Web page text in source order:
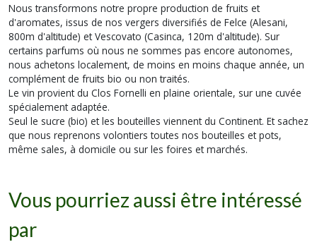
Nous transformons notre propre production de fruits et
d'aromates, issus de nos vergers diversifiés de Felce (Alesani,
800m d'altitude) et Vescovato (Casinca, 120m d'altitude). Sur
certains parfums où nous ne sommes pas encore autonomes,
nous achetons localement, de moins en moins chaque année, un
complément de fruits bio ou non traités.
Le vin provient du Clos Fornelli en plaine orientale, sur une cuvée
spécialement adaptée.
Seul le sucre (bio) et les bouteilles viennent du Continent. Et sachez
que nous reprenons volontiers toutes nos bouteilles et pots,
même sales, à domicile ou sur les foires et marchés.
Vous pourriez aussi être intéressé
par